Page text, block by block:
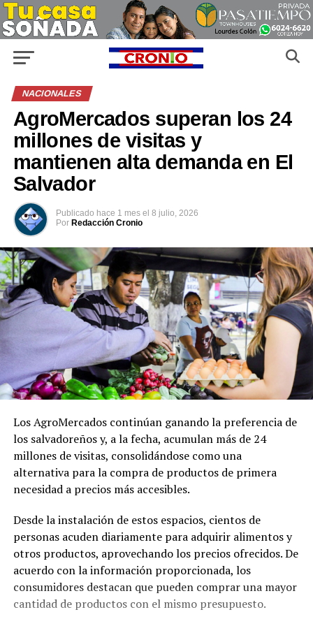
NACIONALES
AgroMercados superan los 24
millones de visitas y
mantienen alta demanda en El
Salvador
Publicado hace 1 mes el 8 julio, 2026
Por Redacción Cronio
Los AgroMercados continúan ganando la preferencia de
los salvadoreños y, a la fecha, acumulan más de 24
millones de visitas, consolidándose como una
alternativa para la compra de productos de primera
necesidad a precios más accesibles.
Desde la instalación de estos espacios, cientos de
personas acuden diariamente para adquirir alimentos y
otros productos, aprovechando los precios ofrecidos. De
acuerdo con la información proporcionada, los
consumidores destacan que pueden comprar una mayor
cantidad de productos con el mismo presupuesto.